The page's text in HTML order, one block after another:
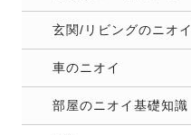
玄関/リビングのニオイ
車のニオイ
部屋のニオイ基礎知識